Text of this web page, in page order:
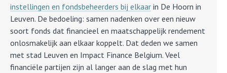
instellingen en fondsbeheerders bij elkaar in De Hoorn in
Leuven. De bedoeling: samen nadenken over een nieuw
soort fonds dat financieel en maatschappelijk rendement
onlosmakelijk aan elkaar koppelt. Dat deden we samen
met stad Leuven en Impact Finance Belgium. Veel
financiële partijen zijn al langer aan de slag met hun